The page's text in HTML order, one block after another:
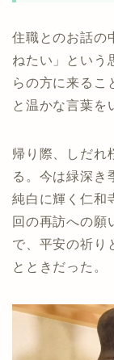
住職とのお話の
ねたい」という
らの方に来るこ
と温かな言葉を
帰り際、しだれ
る。今は緑深き
純白に輝く仁和
回の再訪への願
で、平安の祈り
とときだった。